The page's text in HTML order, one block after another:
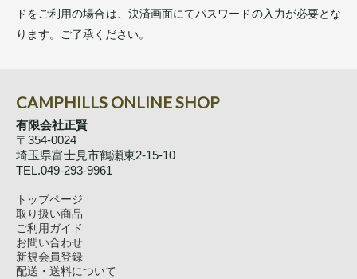
ドをご利用の場合は、決済画面にてパスワードの入力が必要とな
ります。ご了承ください。
CAMPHILLS ONLINE SHOP
有限会社正賢
〒354-0024
埼玉県富士見市鶴瀬東2-15-10
TEL.049-293-9961
トップページ
取り扱い商品
ご利用ガイド
お問い合わせ
新規会員登録
配送・送料について